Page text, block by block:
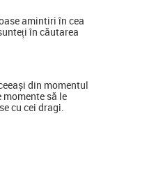
amintiri în cea
în căutarea
din momentul
să le
cu cei dragi.